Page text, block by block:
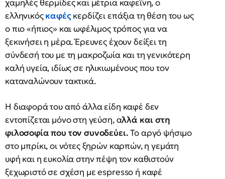
χαμηλές θερμίδες και μέτρια καφεΐνη, ο
ελληνικόςκαφέςκερδίζει επάξια τη θέση του ως
ο πιο «ήπιος» και ωφέλιμος τρόπος για να
ξεκινήσει η μέρα. Έρευνες έχουν δείξει τη
σύνδεσή του με τη μακροζωία και τη γενικότερη
καλή υγεία, ιδίως σε ηλικιωμένους που τον
καταναλώνουν τακτικά.
Η διαφορά του από άλλα είδη καφέ δεν
εντοπίζεται μόνο στη γεύση, αλλά και στη
φιλοσοφία που τον συνοδεύει.Το αργό ψήσιμο
στο μπρίκι, οι νότες ξηρών καρπών, η γεμάτη
υφή και η ευκολία στην πέψη τον καθιστούν
ξεχωριστό σε σχέση με espresso ή καφέ